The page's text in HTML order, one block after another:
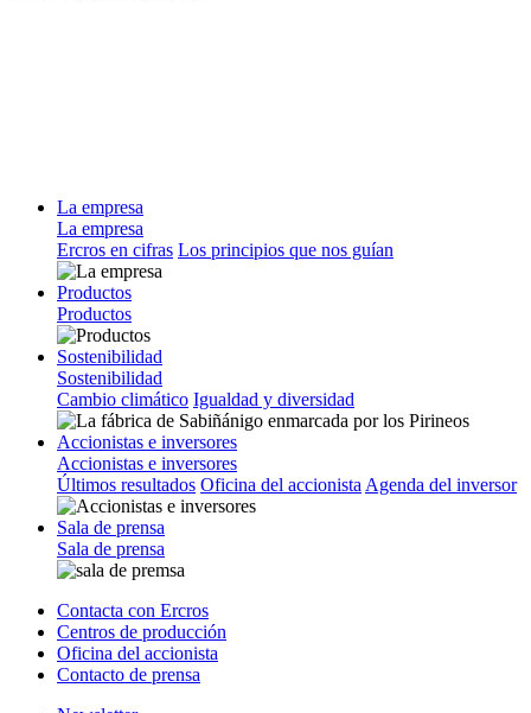
La empresa
La empresa
Ercros en cifras Los principios que nos guían
Productos
Productos
Sostenibilidad
Sostenibilidad
Cambio climático Igualdad y diversidad
Accionistas e inversores
Accionistas e inversores
Últimos resultados Oficina del accionista Agenda del inversor
Sala de prensa
Sala de prensa
Contacta con Ercros
Centros de producción
Oficina del accionista
Contacto de prensa